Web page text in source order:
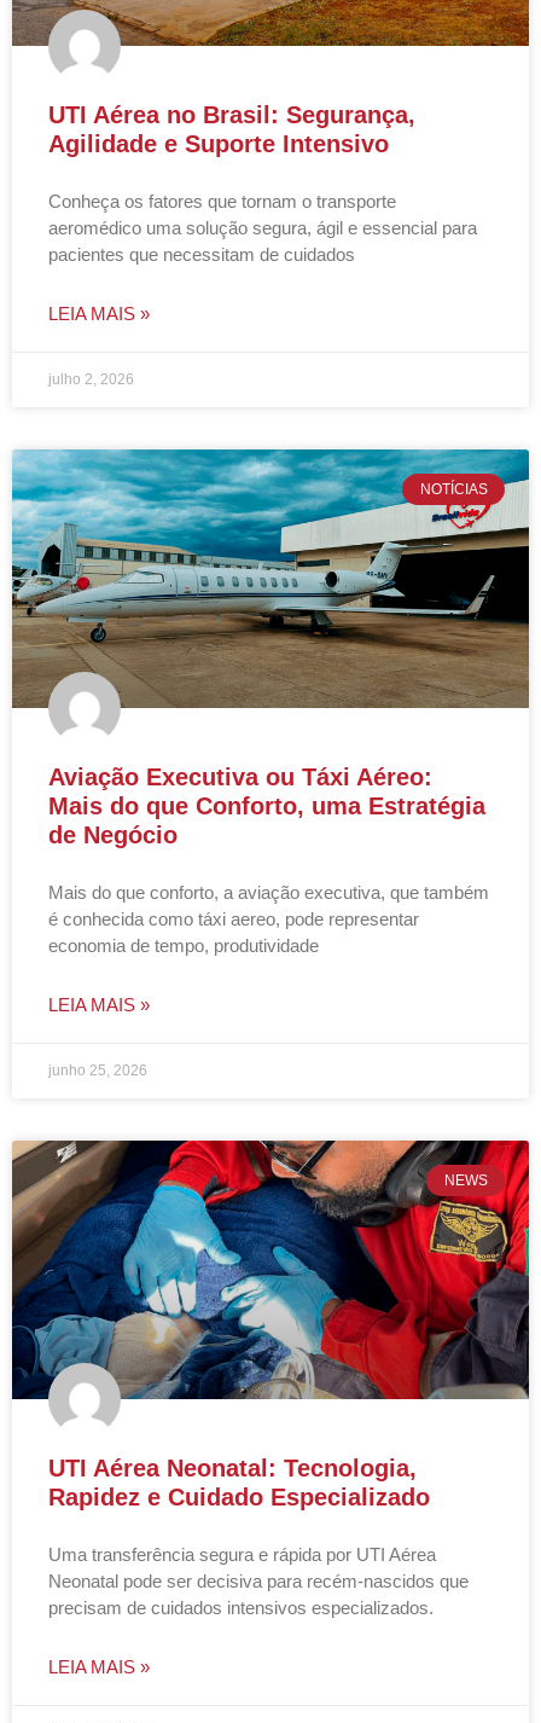
UTI Aérea no Brasil: Segurança,
Agilidade e Suporte Intensivo
Conheça os fatores que tornam o transporte
aeromédico uma solução segura, ágil e essencial para
pacientes que necessitam de cuidados
LEIA MAIS »
julho 2, 2026
NOTÍCIAS
Aviação Executiva ou Táxi Aéreo:
Mais do que Conforto, uma Estratégia
de Negócio
Mais do que conforto, a aviação executiva, que também
é conhecida como táxi aereo, pode representar
economia de tempo, produtividade
LEIA MAIS »
junho 25, 2026
NEWS
UTI Aérea Neonatal: Tecnologia,
Rapidez e Cuidado Especializado
Uma transferência segura e rápida por UTI Aérea
Neonatal pode ser decisiva para recém-nascidos que
precisam de cuidados intensivos especializados.
LEIA MAIS »